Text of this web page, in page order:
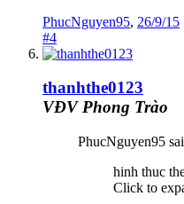
PhucNguyen95, 26/9/15
#4
thanhthe0123
VĐV Phong Trào
PhucNguyen95
hinh thuc
Click to